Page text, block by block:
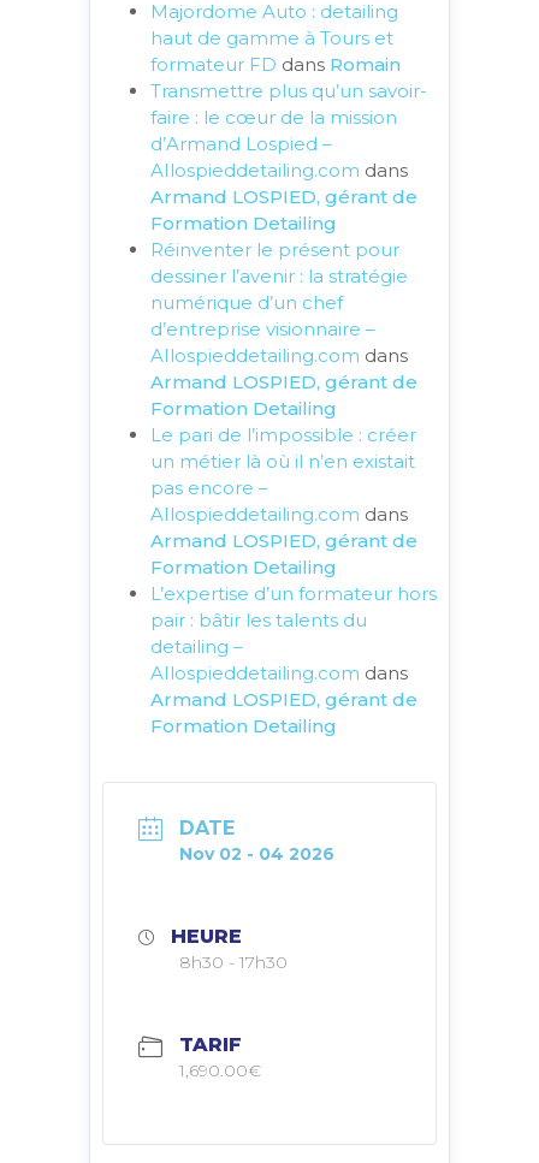
Majordome Auto : detailing
haut de gamme à Tours et
formateur FD dans Romain
Transmettre plus qu’un savoir-
faire : le cœur de la mission
d’Armand Lospied –
AIlospieddetailing.com dans
Armand LOSPIED, gérant de
Formation Detailing
Réinventer le présent pour
dessiner l’avenir : la stratégie
numérique d’un chef
d’entreprise visionnaire –
AIlospieddetailing.com dans
Armand LOSPIED, gérant de
Formation Detailing
Le pari de l’impossible : créer
un métier là où il n’en existait
pas encore –
AIlospieddetailing.com dans
Armand LOSPIED, gérant de
Formation Detailing
L’expertise d’un formateur hors
pair : bâtir les talents du
detailing –
AIlospieddetailing.com dans
Armand LOSPIED, gérant de
Formation Detailing
DATE
Nov 02 - 04 2026
HEURE
8h30 - 17h30
TARIF
1,690.00€